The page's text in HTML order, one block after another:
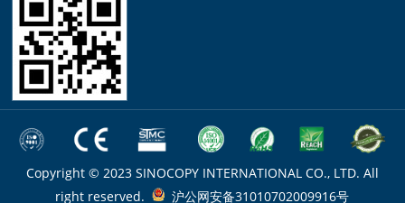
Copyright © 2023 SINOCOPY INTERNATIONAL CO., LTD. All
right reserved.
沪公网安备31010702009916号